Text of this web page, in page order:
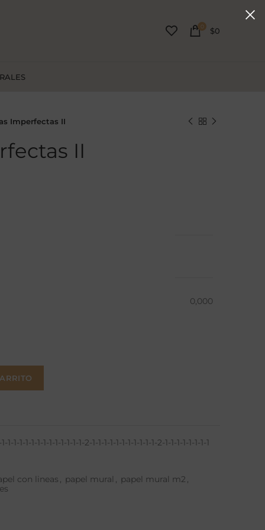
0 $0
Imperfectas II
II
0,000
1-1-1-1-1-1-1-1-1-1-1-1-2-1-1-1-1-1-1-1-1-1-1-1-2-1-1-1-1-1-1-1-1
con lineas , papel mural , papel mural m2 ,